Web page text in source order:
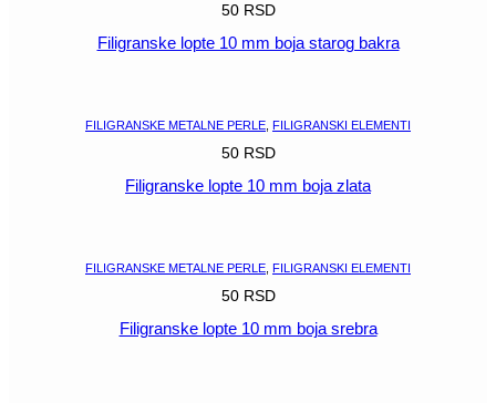
50 RSD
Filigranske lopte 10 mm boja starog bakra
FILIGRANSKE METALNE PERLE FILIGRANSKI ELEMENTI
50 RSD
Filigranske lopte 10 mm boja zlata
FILIGRANSKE METALNE PERLE FILIGRANSKI ELEMENTI
50 RSD
Filigranske lopte 10 mm boja srebra